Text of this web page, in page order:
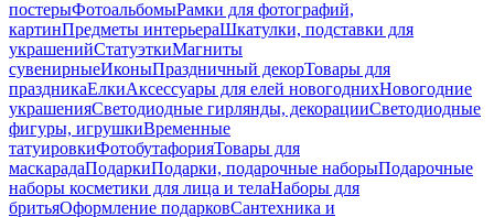
постерыФотоальбомыРамки для фотографий,
картинПредметы интерьераШкатулки, подставки для
украшенийСтатуэткиМагниты
сувенирныеИконыПраздничный декорТовары для
праздникаЕлкиАксессуары для елей новогоднихНовогодние
украшенияСветодиодные гирлянды, декорацииСветодиодные
фигуры, игрушкиВременные
татуировкиФотобутафорияТовары для
маскарадаПодаркиПодарки, подарочные наборыПодарочные
наборы косметики для лица и телаНаборы для
бритьяОформление подарковСантехника и